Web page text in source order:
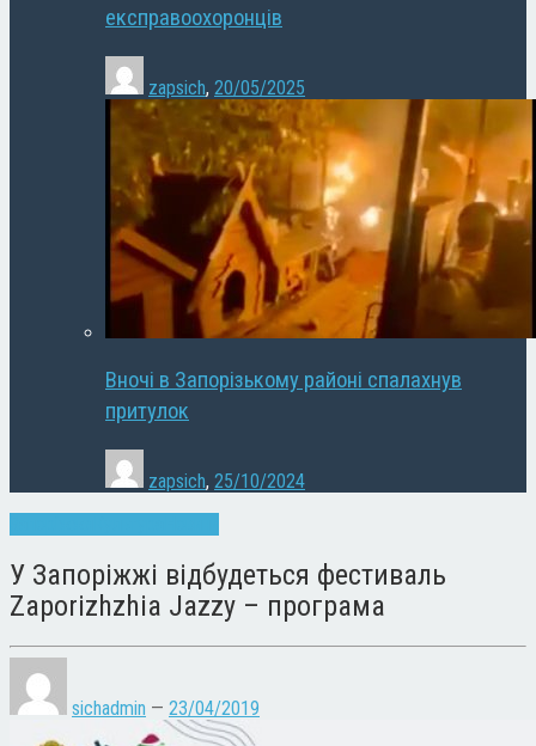
експравоохоронців
zapsich, 20/05/2025
Вночі в Запорізькому районі спалахнув
притулок
zapsich, 25/10/2024
У Запоріжжі відбудеться фестиваль
Zaporizhzhia Jazzy – програма
sichadmin — 23/04/2019